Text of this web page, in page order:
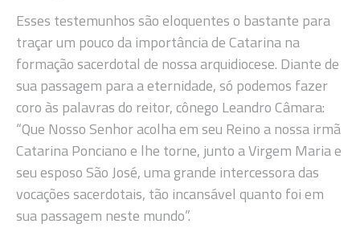
Esses testemunhos são eloquentes o bastante para
traçar um pouco da importância de Catarina na
formação sacerdotal de nossa arquidiocese. Diante de
sua passagem para a eternidade, só podemos fazer
coro às palavras do reitor, cônego Leandro Câmara:
“Que Nosso Senhor acolha em seu Reino a nossa irmã
Catarina Ponciano e lhe torne, junto a Virgem Maria e
seu esposo São José, uma grande intercessora das
vocações sacerdotais, tão incansável quanto foi em
sua passagem neste mundo”.